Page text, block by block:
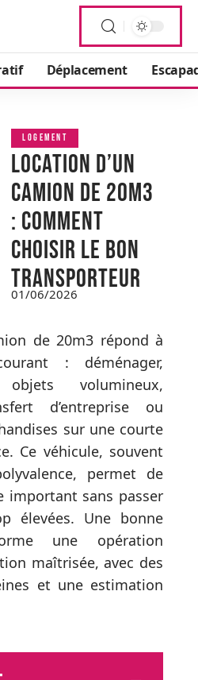
Déplacement
LOGEMENT
Location d’un
camion de 20m3
: comment
choisir le bon
transporteur
01/06/2026
de 20m3 répond à
: déménager,
volumineux,
d’entreprise ou
sur une courte
Ce véhicule, souvent
permet de
important sans passer
élevées. Une bonne
une opération
maîtrisée, avec des
et une estimation